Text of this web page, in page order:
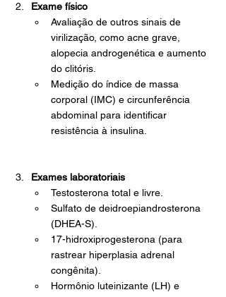
Exame físico
Avaliação de outros sinais de
virilização, como acne grave,
alopecia androgenética e aumento
do clitóris.
Medição do índice de massa
corporal (IMC) e circunferência
abdominal para identificar
resistência à insulina.
Exames laboratoriais
Testosterona total e livre.
Sulfato de deidroepiandrosterona
(DHEA-S).
17-hidroxiprogesterona (para
rastrear hiperplasia adrenal
congênita).
Hormônio luteinizante (LH) e